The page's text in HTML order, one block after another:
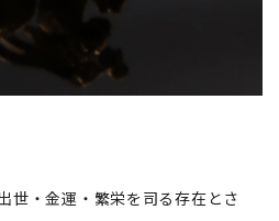
世・金運・繁栄を司る存在とさ